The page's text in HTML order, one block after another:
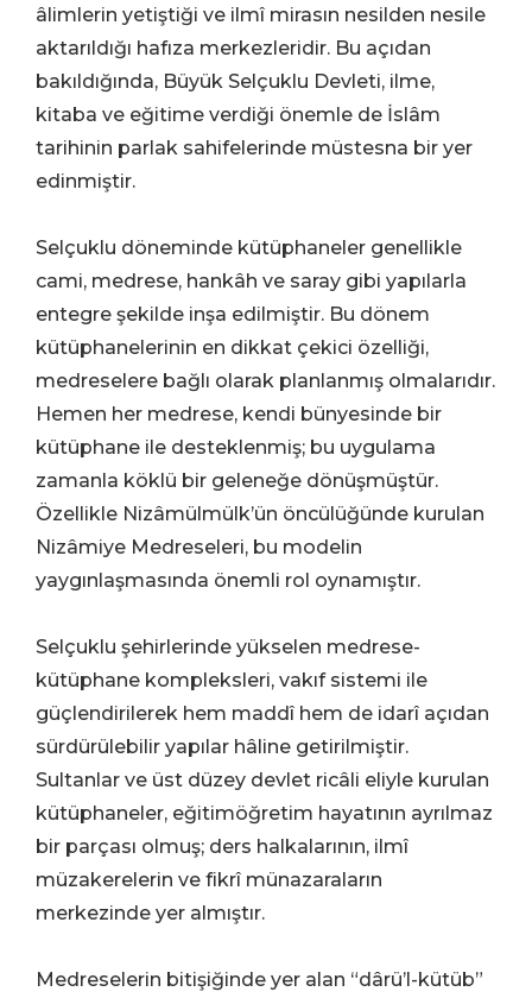
âlimlerin yetiştiği ve ilmî mirasın nesilden nesile
aktarıldığı hafıza merkezleridir. Bu açıdan
bakıldığında, Büyük Selçuklu Devleti, ilme,
kitaba ve eğitime verdiği önemle de İslâm
tarihinin parlak sahifelerinde müstesna bir yer
edinmiştir.
Selçuklu döneminde kütüphaneler genellikle
cami, medrese, hankâh ve saray gibi yapılarla
entegre şekilde inşa edilmiştir. Bu dönem
kütüphanelerinin en dikkat çekici özelliği,
medreselere bağlı olarak planlanmış olmalarıdır.
Hemen her medrese, kendi bünyesinde bir
kütüphane ile desteklenmiş; bu uygulama
zamanla köklü bir geleneğe dönüşmüştür.
Özellikle Nizâmülmülk’ün öncülüğünde kurulan
Nizâmiye Medreseleri, bu modelin
yaygınlaşmasında önemli rol oynamıştır.
Selçuklu şehirlerinde yükselen medrese-
kütüphane kompleksleri, vakıf sistemi ile
güçlendirilerek hem maddî hem de idarî açıdan
sürdürülebilir yapılar hâline getirilmiştir.
Sultanlar ve üst düzey devlet ricâli eliyle kurulan
kütüphaneler, eğitimöğretim hayatının ayrılmaz
bir parçası olmuş; ders halkalarının, ilmî
müzakerelerin ve fikrî münazaraların
merkezinde yer almıştır.
Medreselerin bitişiğinde yer alan “dârü’l-kütüb”